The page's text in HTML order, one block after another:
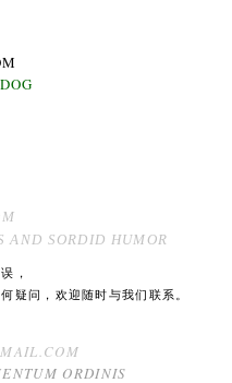
AND SORDID HUMOR
，
疑问，欢迎随时与我们联系。
ORDINIS